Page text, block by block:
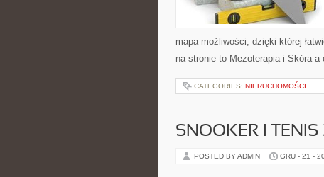
mapa możliwości, dzięki której
na stronie to Mezoterapia i Skóra
CATEGORIES: NIERUCHOMOŚCI
SNOOKER I TENIS
POSTED BY ADMIN GRU - 21 -